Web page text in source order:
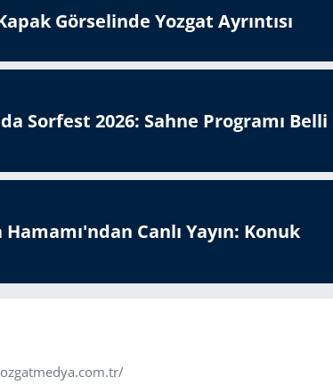
Görselinde Yozgat Ayrıntısı
Sorfest 2026: Sahne Programı Belli
Hamamı'ndan Canlı Yayın: Konuk